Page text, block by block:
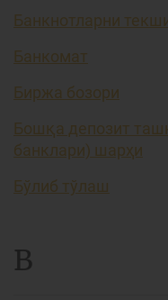
Банкнотларни
Банкомат
Биржа бозори
Бошқа депозит
банклари) шарҳи
Бўлиб тўлаш
В